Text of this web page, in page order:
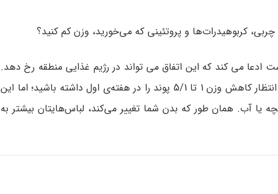
کربوهیدرات‌ها و پروتئینی که می‌خورید، وزن کم کنید؟
ادعا می‌ کند که این اتفاق می‌ تواند در رژیم غذایی منطقه رخ دهد.
این رژیم غذایی کاهش وزن فوری و شدید را وعده نمی‌ دهد. شما می‌توانید انتظار کاهش وزن 1 تا 5/1 پوند را در هفته‌ی اول داشته باشید؛ اما این
آب. همان‌ طور که بدن شما تغییر می‌کند، لباس‌هایتان بیشتر به